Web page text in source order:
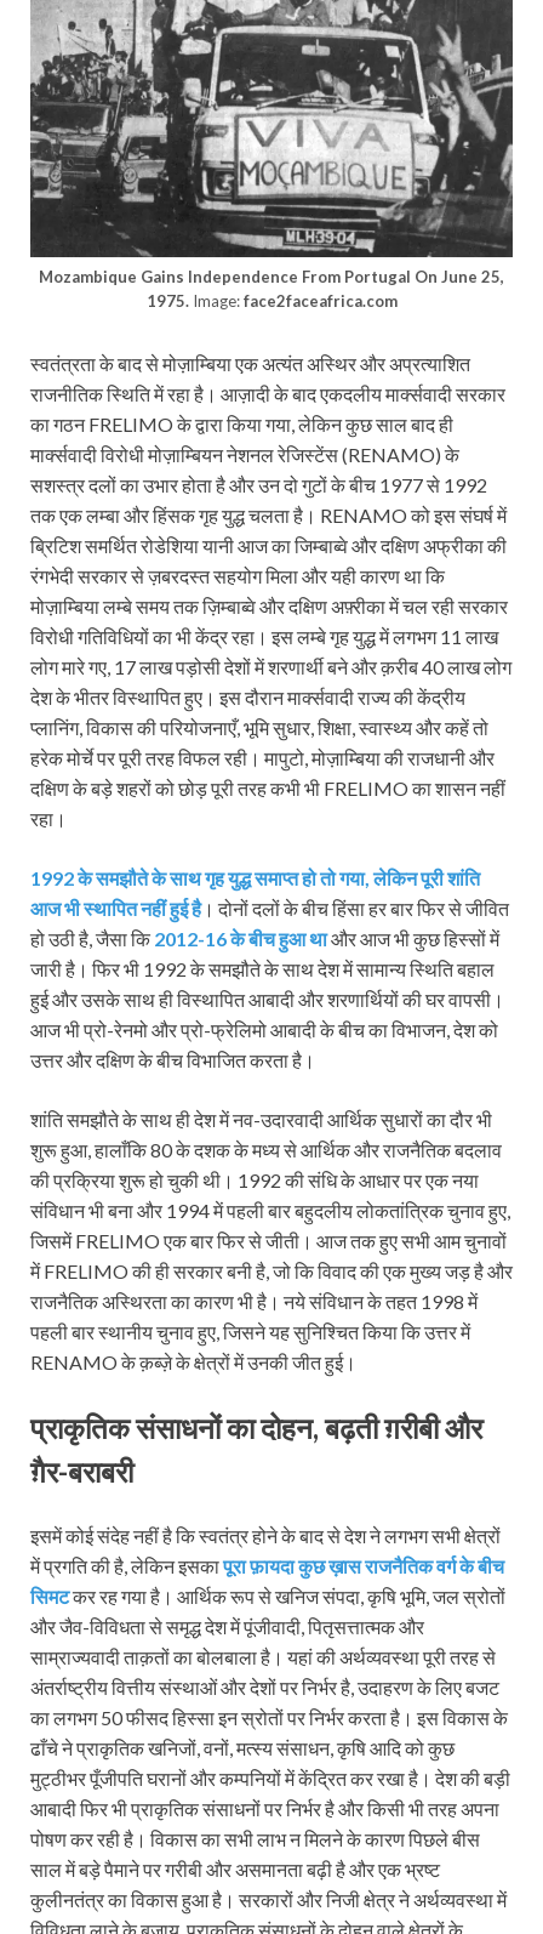
Mozambique Gains Independence From Portugal On June 25,
1975. Image:face2faceafrica.com
स्वतंत्रता के बाद से मोज़ाम्बिया एक अत्यंत अस्थिर और अप्रत्याशित
राजनीतिक स्थिति में रहा है। आज़ादी के बाद एकदलीय मार्क्सवादी सरकार
का गठन FRELIMO के द्वारा किया गया, लेकिन कुछ साल बाद ही
मार्क्सवादी विरोधी मोज़ाम्बियन नेशनल रेजिस्टेंस (RENAMO) के
सशस्त्र दलों का उभार होता है और उन दो गुटों के बीच 1977 से 1992
तक एक लम्बा और हिंसक गृह युद्ध चलता है। RENAMO को इस संघर्ष में
ब्रिटिश समर्थित रोडेशिया यानी आज का जिम्बाब्वे और दक्षिण अफ्रीका की
रंगभेदी सरकार से ज़बरदस्त सहयोग मिला और यही कारण था कि
मोज़ाम्बिया लम्बे समय तक ज़िम्बाब्वे और दक्षिण अफ़्रीका में चल रही सरकार
विरोधी गतिविधियों का भी केंद्र रहा। इस लम्बे गृह युद्ध में लगभग 11 लाख
लोग मारे गए, 17 लाख पड़ोसी देशों में शरणार्थी बने और क़रीब 40 लाख लोग
देश के भीतर विस्थापित हुए। इस दौरान मार्क्सवादी राज्य की केंद्रीय
प्लानिंग, विकास की परियोजनाएँ, भूमि सुधार, शिक्षा, स्वास्थ्य और कहें तो
हरेक मोर्चे पर पूरी तरह विफल रही। मापुटो, मोज़ाम्बिया की राजधानी और
दक्षिण के बड़े शहरों को छोड़ पूरी तरह कभी भी FRELIMO का शासन नहीं
रहा।
1992 के समझौते के साथ गृह युद्ध समाप्त हो तो गया, लेकिन पूरी शांति
आज भी स्थापित नहीं हुई है। दोनों दलों के बीच हिंसा हर बार फिर से जीवित
हो उठी है, जैसा कि 2012-16 के बीच हुआ थाऔर आज भी कुछ हिस्सों में
जारी है। फिर भी 1992 के समझौते के साथ देश में सामान्य स्थिति बहाल
हुई और उसके साथ ही विस्थापित आबादी और शरणार्थियों की घर वापसी।
आज भी प्रो-रेनमो और प्रो-फ्रेलिमो आबादी के बीच का विभाजन, देश को
उत्तर और दक्षिण के बीच विभाजित करता है।
शांति समझौते के साथ ही देश में नव-उदारवादी आर्थिक सुधारों का दौर भी
शुरू हुआ, हालाँकि 80 के दशक के मध्य से आर्थिक और राजनैतिक बदलाव
की प्रक्रिया शुरू हो चुकी थी। 1992 की संधि के आधार पर एक नया
संविधान भी बना और 1994 में पहली बार बहुदलीय लोकतांत्रिक चुनाव हुए,
जिसमें FRELIMO एक बार फिर से जीती। आज तक हुए सभी आम चुनावों
में FRELIMO की ही सरकार बनी है, जो कि विवाद की एक मुख्य जड़ है और
राजनैतिक अस्थिरता का कारण भी है। नये संविधान के तहत 1998 में
पहली बार स्थानीय चुनाव हुए, जिसने यह सुनिश्चित किया कि उत्तर में
RENAMO के क़ब्ज़े के क्षेत्रों में उनकी जीत हुई।
प्राकृतिक संसाधनों का दोहन, बढ़ती ग़रीबी और
ग़ैर-बराबरी
इसमें कोई संदेह नहीं है कि स्वतंत्र होने के बाद से देश ने लगभग सभी क्षेत्रों
में प्रगति की है, लेकिन इसकापूरा फ़ायदा कुछ ख़ास राजनैतिक वर्ग के बीच
सिमटकर रह गया है। आर्थिक रूप से खनिज संपदा, कृषि भूमि, जल स्रोतों
और जैव-विविधता से समृद्ध देश में पूंजीवादी, पितृसत्तात्मक और
साम्राज्यवादी ताक़तों का बोलबाला है। यहां की अर्थव्यवस्था पूरी तरह से
अंतर्राष्ट्रीय वित्तीय संस्थाओं और देशों पर निर्भर है, उदाहरण के लिए बजट
का लगभग 50 फीसद हिस्सा इन स्रोतों पर निर्भर करता है। इस विकास के
ढाँचे ने प्राकृतिक खनिजों, वनों, मत्स्य संसाधन, कृषि आदि को कुछ
मुट्ठीभर पूँजीपति घरानों और कम्पनियों में केंद्रित कर रखा है। देश की बड़ी
आबादी फिर भी प्राकृतिक संसाधनों पर निर्भर है और किसी भी तरह अपना
पोषण कर रही है। विकास का सभी लाभ न मिलने के कारण पि‍छले बीस
साल में बड़े पैमाने पर गरीबी और असमानता बढ़ी है और एक भ्रष्ट
कुलीनतंत्र का विकास हुआ है। सरकारों और निजी क्षेत्र ने अर्थव्यवस्था में